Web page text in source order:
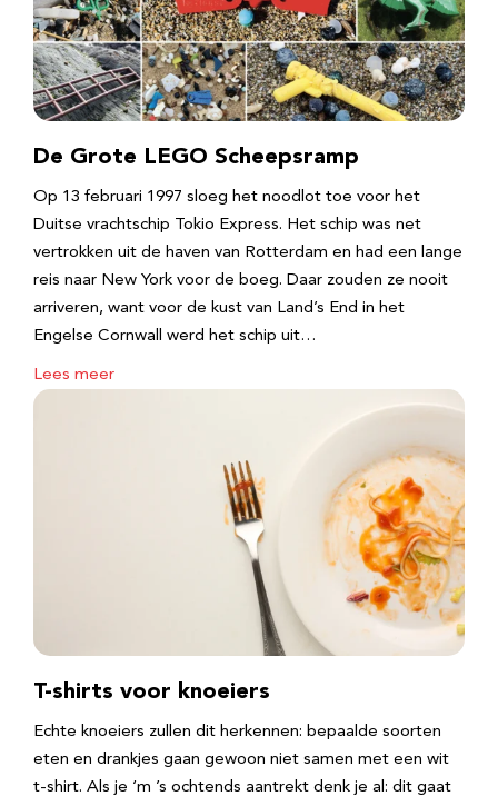
De Grote LEGO Scheepsramp
Op 13 februari 1997 sloeg het noodlot toe voor het
Duitse vrachtschip Tokio Express. Het schip was net
vertrokken uit de haven van Rotterdam en had een lange
reis naar New York voor de boeg. Daar zouden ze nooit
arriveren, want voor de kust van Land’s End in het
Engelse Cornwall werd het schip uit…
Lees meer
T-shirts voor knoeiers
Echte knoeiers zullen dit herkennen: bepaalde soorten
eten en drankjes gaan gewoon niet samen met een wit
t-shirt. Als je ‘m ’s ochtends aantrekt denk je al: dit gaat